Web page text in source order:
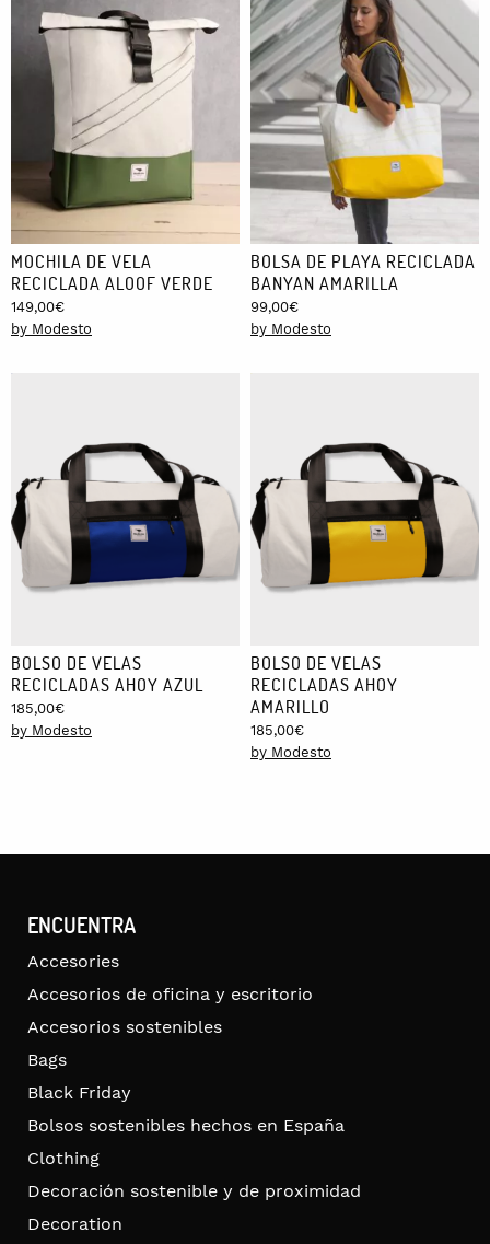
MOCHILA DE VELA
RECICLADA ALOOF VERDE
149,00€
by Modesto
BOLSA DE PLAYA RECICLADA
BANYAN AMARILLA
99,00€
by Modesto
BOLSO DE VELAS
RECICLADAS AHOY AZUL
185,00€
by Modesto
BOLSO DE VELAS
RECICLADAS AHOY
AMARILLO
185,00€
by Modesto
ENCUENTRA
Accesories
Accesorios de oficina y escritorio
Accesorios sostenibles
Bags
Black Friday
Bolsos sostenibles hechos en España
Clothing
Decoración sostenible y de proximidad
Decoration